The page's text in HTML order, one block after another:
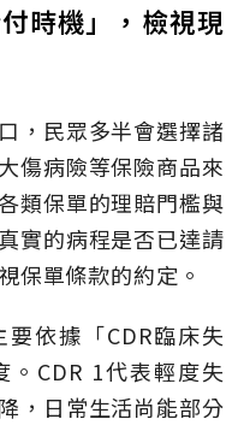
時機」，檢視現
，民眾多半會選擇諸
傷病險等保險商品來
類保單的理賠門檻與
實的病程是否已達請
保單條款的約定。
依據「CDR臨床失
CDR 1代表輕度失
，日常生活尚能部分